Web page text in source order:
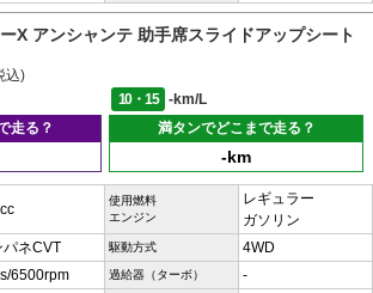
X アンシャンテ 助手席スライドアップシート
込)
10・15
-km/L
走る？
満タンでどこまで走る？
-km
使用燃料
エンジン
レギュラー
ガソリン
パネCVT 駆動方式 4WD
6500rpm 過給器（ターボ） -